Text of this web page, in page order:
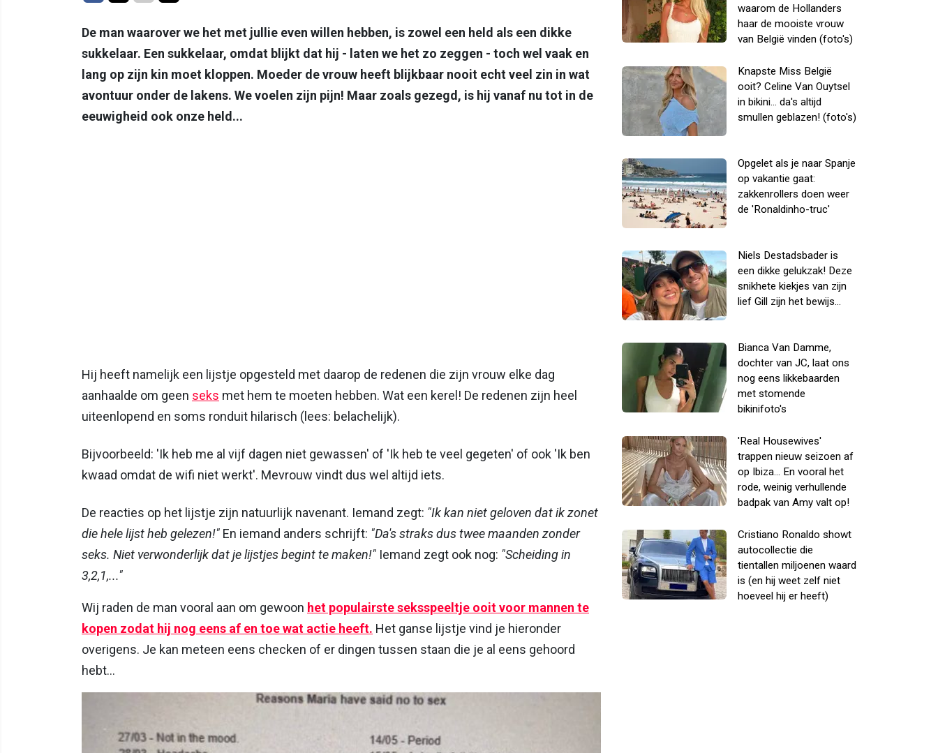
De man waarover we het met jullie even willen hebben, is zowel een held als een dikke
sukkelaar. Een sukkelaar, omdat blijkt dat hij - laten we het zo zeggen - toch wel vaak en
lang op zijn kin moet kloppen. Moeder de vrouw heeft blijkbaar nooit echt veel zin in wat
avontuur onder de lakens. We voelen zijn pijn! Maar zoals gezegd, is hij vanaf nu tot in de
eeuwigheid ook onze held...
Hij heeft namelijk een lijstje opgesteld met daarop de redenen die zijn vrouw elke dag
aanhaalde om geen seks met hem te moeten hebben. Wat een kerel! De redenen zijn heel
uiteenlopend en soms ronduit hilarisch (lees: belachelijk).
Bijvoorbeeld: 'Ik heb me al vijf dagen niet gewassen' of 'Ik heb te veel gegeten' of ook 'Ik ben
kwaad omdat de wifi niet werkt'. Mevrouw vindt dus wel altijd iets.
De reacties op het lijstje zijn natuurlijk navenant. Iemand zegt: "Ik kan niet geloven dat ik zonet
die hele lijst heb gelezen!" En iemand anders schrijft: "Da's straks dus twee maanden zonder
seks. Niet verwonderlijk dat je lijstjes begint te maken!" Iemand zegt ook nog: "Scheiding in
3,2,1,..."
Wij raden de man vooral aan om gewoon het populairste seksspeeltje ooit voor mannen te
kopen zodat hij nog eens af en toe wat actie heeft. Het ganse lijstje vind je hieronder
overigens. Je kan meteen eens checken of er dingen tussen staan die je al eens gehoord
hebt...
waarom de Hollanders
haar de mooiste vrouw
van België vinden (foto's)
Knapste Miss België
ooit? Celine Van Ouytsel
in bikini... da's altijd
smullen geblazen! (foto's)
Opgelet als je naar Spanje
op vakantie gaat:
zakkenrollers doen weer
de 'Ronaldinho-truc'
Niels Destadsbader is
een dikke gelukzak! Deze
snikhete kiekjes van zijn
lief Gill zijn het bewijs...
Bianca Van Damme,
dochter van JC, laat ons
nog eens likkebaarden
met stomende
bikinifoto's
'Real Housewives'
trappen nieuw seizoen af
op Ibiza... En vooral het
rode, weinig verhullende
badpak van Amy valt op!
Cristiano Ronaldo showt
autocollectie die
tientallen miljoenen waard
is (en hij weet zelf niet
hoeveel hij er heeft)